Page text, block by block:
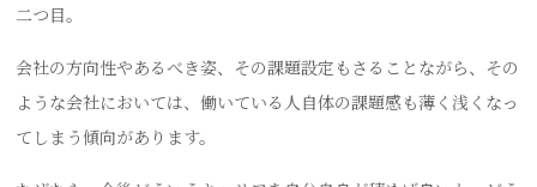
二つ目。
会社の方向性やあるべき姿、その課題設定もさることながら、その
ような会社においては、働いている人自体の課題感も薄く浅くなっ
てしまう傾向があります。